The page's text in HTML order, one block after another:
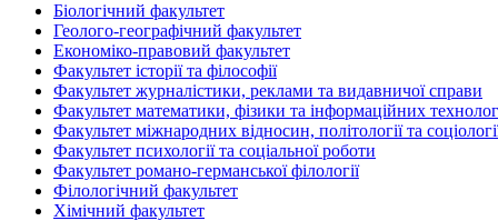
Біологічний факультет
Геолого-географічний факультет
Економіко-правовий факультет
Факультет історії та філософії
Факультет журналістики, реклами та видавничої справи
Факультет математики, фізики та інформаційних
Факультет міжнародних відносин, політології та
Факультет психології та соціальної роботи
Факультет романо-германської філології
Філологічний факультет
Хімічний факультет